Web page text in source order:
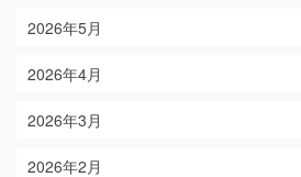
2026年5月
2026年4月
2026年3月
2026年2月